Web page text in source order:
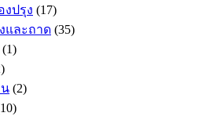
งปรุง (17)
และถาด (35)
(1)
(2)